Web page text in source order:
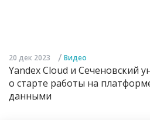
20 дек 2023 / Видео
Yandex Cloud и Сеченовский
о старте работы на
данными